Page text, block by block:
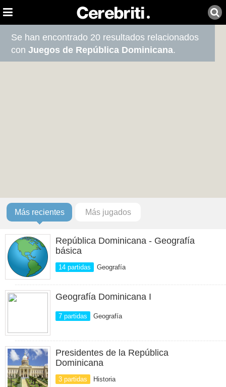
Se han encontrado 20 resultados relacionados
conJuegos de República Dominicana.
Más recientes Más jugados
República Dominicana - Geografía
básica
14 partidas Geografía
Geografía Dominicana I
7 partidas Geografía
Presidentes de la República
Dominicana
3 partidas Historia